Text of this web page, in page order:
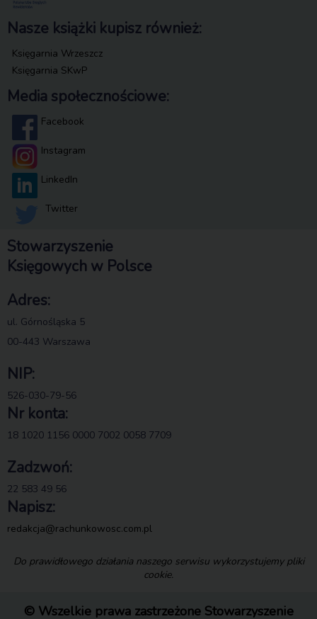
Nasze książki kupisz również:
Księgarnia Wrzeszcz
Księgarnia SKwP
Media społecznościowe:
Facebook
Instagram
LinkedIn
Twitter
Stowarzyszenie
Księgowych w Polsce
Adres:
ul. Górnośląska 5
00-443 Warszawa
NIP:
526-030-79-56
Nr konta:
18 1020 1156 0000 7002 0058 7709
Zadzwoń:
22 583 49 56
Napisz:
redakcja@rachunkowosc.com.pl
Do prawidłowego działania naszego serwisu wykorzystujemy pliki
cookie.
© Wszelkie prawa zastrzeżone Stowarzyszenie